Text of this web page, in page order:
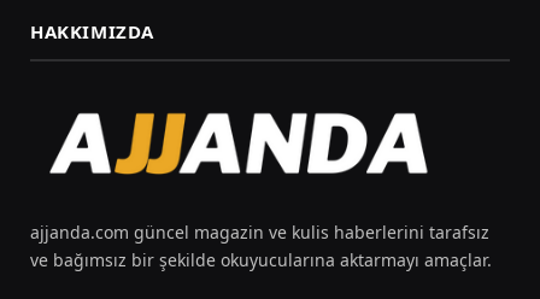
HAKKIMIZDA
ajjanda.com güncel magazin ve kulis haberlerini tarafsız
ve bağımsız bir şekilde okuyucularına aktarmayı amaçlar.